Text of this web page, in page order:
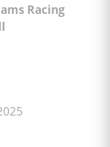
Racing